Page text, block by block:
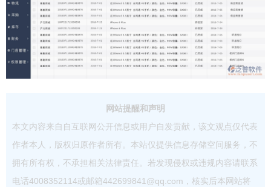
网站提醒和声明
本文内容来自自互联网公开信息或用户自发贡献，该文观点仅代表
作者本人，版权归原作者所有。本站仅提供信息存储空间服务，不
拥有所有权，不承担相关法律责任。若发现侵权或违规内容请联系
电话4008352114或邮箱442699841@qq.com，核实后本网站将